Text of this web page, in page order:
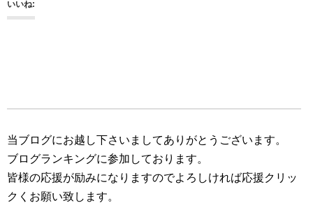
いいね:
当ブログにお越し下さいましてありがとうございます。
ブログランキングに参加しております。
皆様の応援が励みになりますのでよろしければ応援クリッ
クくお願い致します。